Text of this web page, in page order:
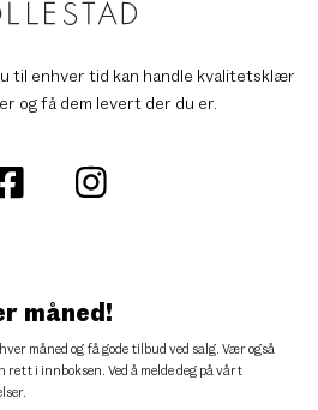
til enhver tid kan handle kvalitetsklær
og få dem levert der du er.
måned!
måned og få gode tilbud ved salg. Vær også
i innboksen. Ved å melde deg på vårt
.